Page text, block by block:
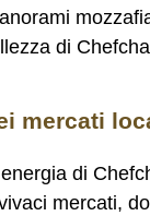
di
mercati
di
mercati,